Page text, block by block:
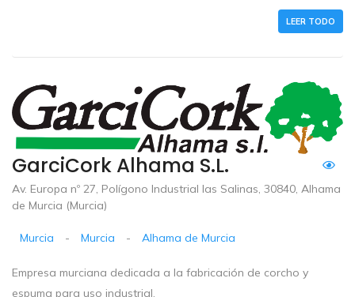
LEER TODO
GarciCork Alhama S.L.
Av. Europa nº 27, Polígono Industrial las Salinas, 30840, Alhama
de Murcia (Murcia)
Murcia - Murcia - Alhama de Murcia
Empresa murciana dedicada a la fabricación de corcho y
espuma para uso industrial.